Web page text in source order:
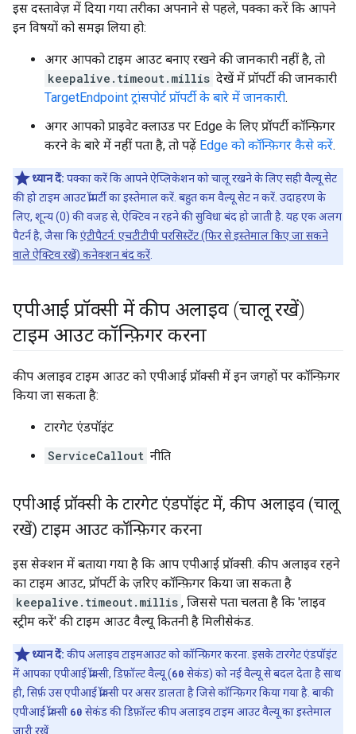
इस दस्तावेज़ में दिया गया तरीका अपनाने से पहले, पक्का करें कि आपने
इन विषयों को समझ लिया हो:
अगर आपको टाइम आउट बनाए रखने की जानकारी नहीं है, तो
keepalive.timeout.millis देखें में प्रॉपर्टी की जानकारी
TargetEndpoint ट्रांसपोर्ट प्रॉपर्टी के बारे में जानकारी.
अगर आपको प्राइवेट क्लाउड पर Edge के लिए प्रॉपर्टी कॉन्फ़िगर
करने के बारे में नहीं पता है, तो पढ़ें Edge को कॉन्फ़िगर कैसे करें.
ध्यान दें: पक्का करें कि आपने ऐप्लिकेशन को चालू रखने के लिए सही वैल्यू सेट
की हो टाइम आउट प्रॉपर्टी का इस्तेमाल करें. बहुत कम वैल्यू सेट न करें. उदाहरण के
लिए, शून्य (0) की वजह से, ऐक्टिव न रहने की सुविधा बंद हो जाती है. यह एक अलग
पैटर्न है, जैसा किएंटीपैटर्न: एचटीटीपी परसिस्टेंट (फिर से इस्तेमाल किए जा सकने
वाले ऐक्टिव रखें) कनेक्शन बंद करें
एपीआई प्रॉक्सी में कीप अलाइव (चालू रखें)
टाइम आउट कॉन्फ़िगर करना
कीप अलाइव टाइम आउट को एपीआई प्रॉक्सी में इन जगहों पर कॉन्फ़िगर
किया जा सकता है:
टारगेट एंडपॉइंट
ServiceCallout नीति
एपीआई प्रॉक्सी के टारगेट एंडपॉइंट में, कीप अलाइव (चालू
रखें) टाइम आउट कॉन्फ़िगर करना
इस सेक्शन में बताया गया है कि आप एपीआई प्रॉक्सी. कीप अलाइव रहने
का टाइम आउट, प्रॉपर्टी के ज़रिए कॉन्फ़िगर किया जा सकता है
keepalive.timeout.millis , जिससे पता चलता है कि 'लाइव
स्ट्रीम करें' की टाइम आउट वैल्यू कितनी है मिलीसेकंड.
ध्यान दें: कीप अलाइव टाइमआउट को कॉन्फ़िगर करना. इसके टारगेट एंडपॉइंट
में आपका एपीआई प्रॉक्सी, डिफ़ॉल्ट वैल्यू (60 सेकंड) को नई वैल्यू से बदल देता है साथ
ही, सिर्फ़ उस एपीआई प्रॉक्सी पर असर डालता है जिसे कॉन्फ़िगर किया गया है. बाकी
एपीआई प्रॉक्सी 60 सेकंड की डिफ़ॉल्ट कीप अलाइव टाइम आउट वैल्यू का इस्तेमाल
जारी रखें.